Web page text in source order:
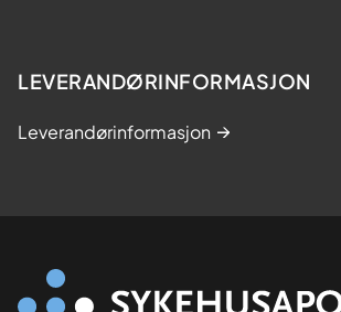
LEVERANDØRINFORMASJON
Leverandørinformasjon